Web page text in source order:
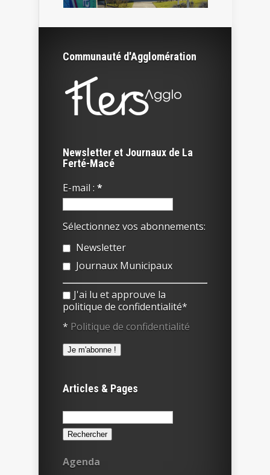
Communauté d'Agglomération
Newsletter et Journaux de La
Ferté-Macé
E-mail : *
Sélectionnez vos abonnements:
Newsletter
Journaux Municipaux
J'ai lu et approuve la
politique de confidentialité*
* Politique de confidentialité
Articles & Pages
Rechercher :
Agenda